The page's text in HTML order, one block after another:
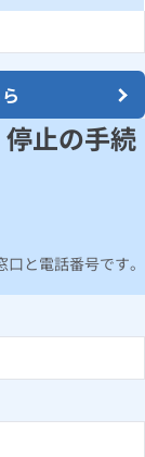
止の手続
と電話番号です。